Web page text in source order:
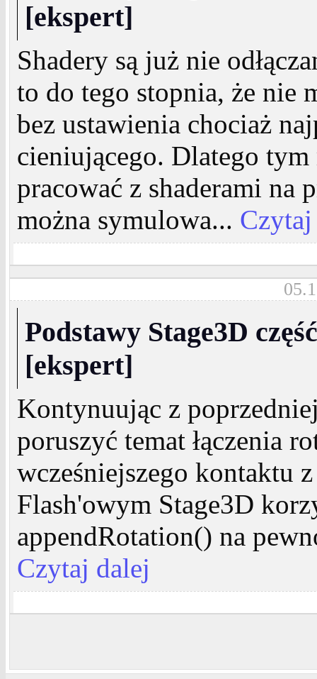
[ekspert]
Shadery są już nie
to do tego stopnia, że nie
bez ustawienia chociaż
cieniującego. Dlatego
pracować z shaderami na
można symulowa...
Podstawy Stage3D
[ekspert]
Kontynuując z
poruszyć temat łączenia
wcześniejszego kontaktu
Flash'owym Stage3D
appendRotation() na
Czytaj dalej